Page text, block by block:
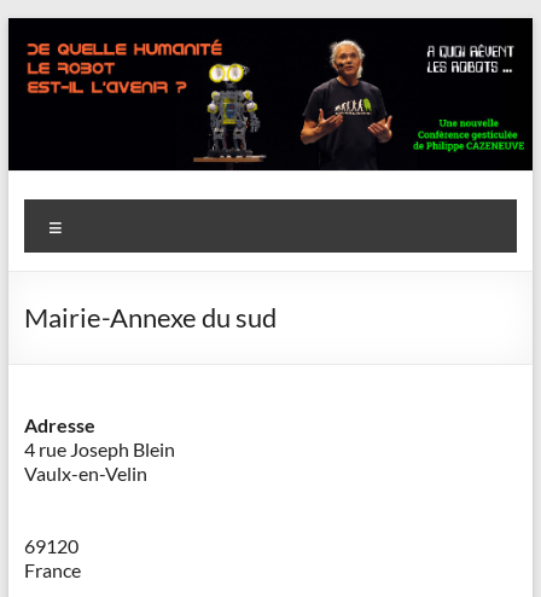
au
contenu
Savoir
en
actes
Cazeneuve
Mairie-Annexe du sud
Adresse
4 rue Joseph Blein
Vaulx-en-Velin
69120
France